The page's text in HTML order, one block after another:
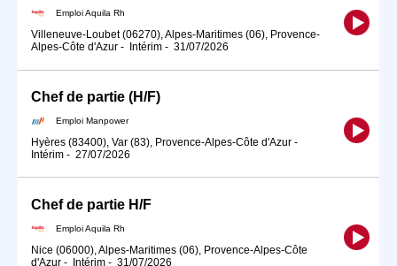
Emploi Aquila Rh
Villeneuve-Loubet (06270), Alpes-Maritimes (06), Provence-
Alpes-Côte d'Azur - Intérim - 31/07/2026
Chef de partie (H/F)
Emploi Manpower
Hyères (83400), Var (83), Provence-Alpes-Côte d'Azur -
Intérim - 27/07/2026
Chef de partie H/F
Emploi Aquila Rh
Nice (06000), Alpes-Maritimes (06), Provence-Alpes-Côte
d'Azur - Intérim - 31/07/2026